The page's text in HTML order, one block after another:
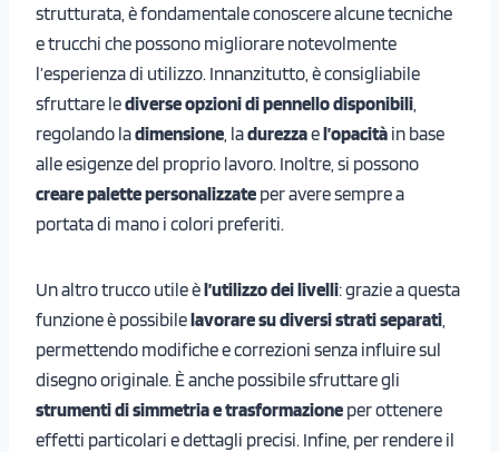
strutturata, è fondamentale conoscere alcune tecniche
e trucchi che possono migliorare notevolmente
l’esperienza di utilizzo. Innanzitutto, è consigliabile
sfruttare lediverse opzioni di pennello disponibili
regolando ladimensione , ladurezzael’opacità in base
alle esigenze del proprio lavoro. Inoltre, si possono
creare palette personalizzate per avere sempre a
portata di mano i colori preferiti.
Un altro trucco utile èl’utilizzo dei livelli: grazie a questa
funzione è possibilelavorare su diversi strati separati
permettendo modifiche e correzioni senza influire sul
disegno originale. È anche possibile sfruttare gli
strumenti di simmetria e trasformazione per ottenere
effetti particolari e dettagli precisi. Infine, per rendere il